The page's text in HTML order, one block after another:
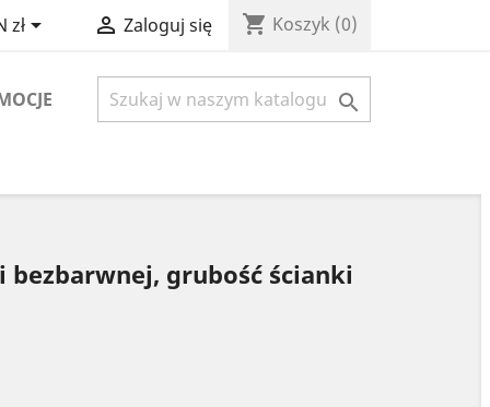
zł  Zaloguj się shopping_cart Koszyk (0)

bezbarwnej, grubość ścianki